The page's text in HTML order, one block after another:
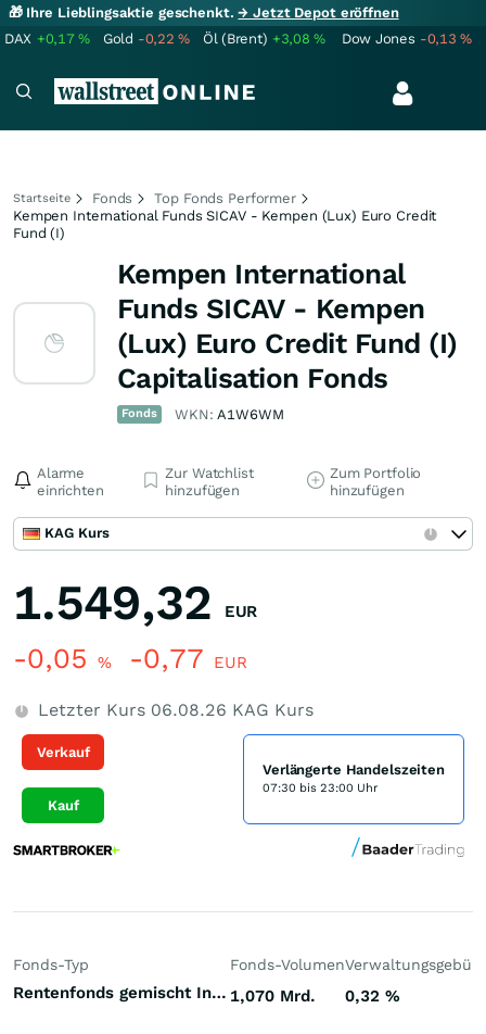
🎁 Ihre Lieblingsaktie geschenkt.→ Jetzt Depot eröffnen
DAX +0,17% Gold -0,22% Öl (Brent) +3,08% Dow Jones -0,13%
Startseite Fonds
Top Fonds Performer
Kempen International Funds SICAV - Kempen (Lux) Euro Credit
Fund (I)
Kempen International
Funds SICAV - Kempen
(Lux) Euro Credit Fund (I)
Capitalisation Fonds
Fonds WKN:A1W6WM
Alarme
einrichten
Zur Watchlist
hinzufügen
Zum Portfolio
hinzufügen
KAG Kurs
1.549,32 EUR
-0,05 % -0,77 EUR
Letzter Kurs 06.08.26 KAG Kurs
Verkauf
Kauf
Verlängerte Handelszeiten
07:30 bis 23:00 Uhr
Fonds-Typ
Rentenfonds gemischt Investment Grade Welt Euro
Fonds-Volumen
1,070 Mrd. 0,32 %